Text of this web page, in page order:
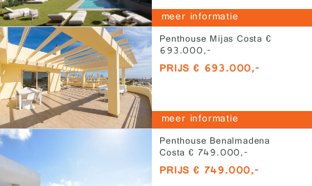
meer informatie
Penthouse Mijas Costa €
693.000,-
PRIJS € 693.000,-
meer informatie
Penthouse Benalmadena
Costa € 749.000,-
PRIJS € 749.000,-